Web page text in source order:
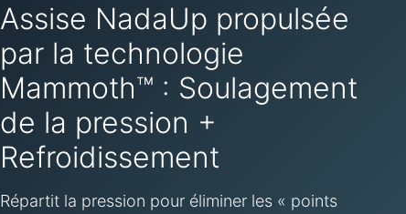
Assise NadaUp propulsée
par la technologie
Mammoth™ : Soulagement
de la pression +
Refroidissement
Répartit la pression pour éliminer les « points